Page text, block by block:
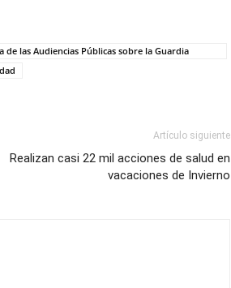
las Audiencias Públicas sobre la Guardia
Artículo siguiente
Realizan casi 22 mil acciones de salud en
vacaciones de Invierno